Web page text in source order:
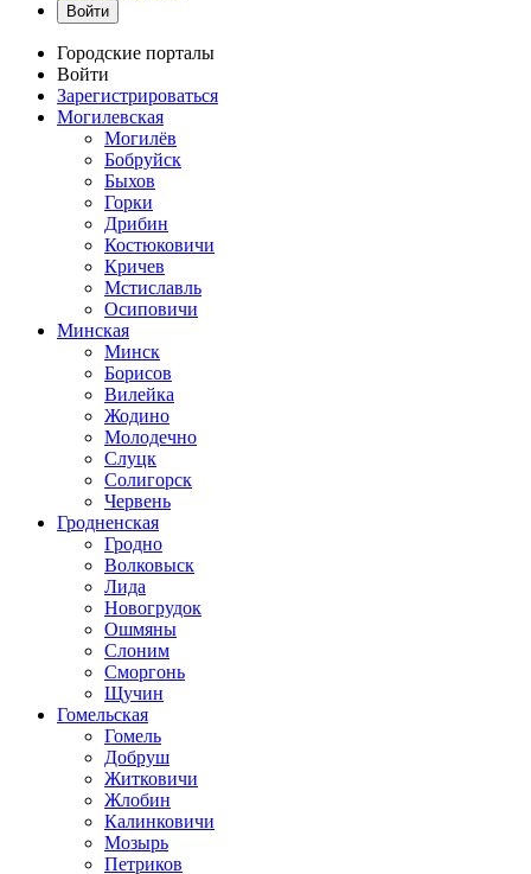
Войти
Городские порталы
Войти
Зарегистрироваться
Могилевская
Могилёв
Бобруйск
Быхов
Горки
Дрибин
Костюковичи
Кричев
Мстиславль
Осиповичи
Минская
Минск
Борисов
Вилейка
Жодино
Молодечно
Слуцк
Солигорск
Червень
Гродненская
Гродно
Волковыск
Лида
Новогрудок
Ошмяны
Слоним
Сморгонь
Щучин
Гомельская
Гомель
Добруш
Житковичи
Жлобин
Калинковичи
Мозырь
Петриков